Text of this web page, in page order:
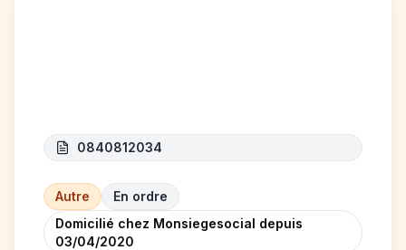
0840812034
Autre
En ordre
Domicilié chez Monsiegesocial depuis
03/04/2020